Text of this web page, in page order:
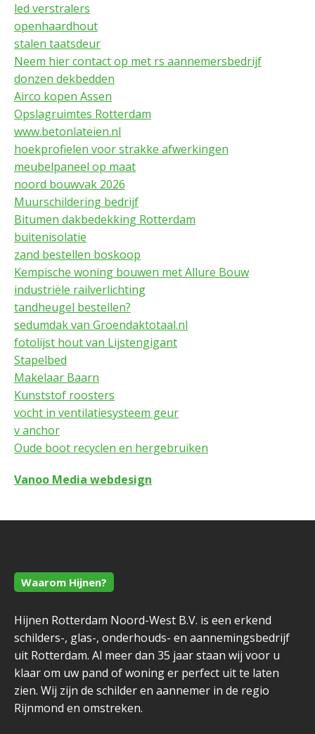
led verstralers
openhaardhout
stalen taatsdeur
Neem hier contact op met rs aannemersbedrijf
donzen dekbedden
Airco kopen Assen
Opslagruimtes Rotterdam
www.betonlateien.nl
hoekprofielen voor strakke afwerkingen
meubelpaneel op maat
noord bouwvak 2026
Muurschildering bedrijf
Bitumen dakbedekking Rotterdam
buitenisolatie
zand bestellen boskoop
Kempische woning bouwen met Allure Bouw
industriële railverlichting
tandheugel bestellen?
sedumdak van Groendaktotaal.nl
fotolijst hout van Lijstengigant
Stapelbed
Makelaar Baarn
Kunststof roosters
vocht in ventilatiesysteem geur
v anchor
Oude boot recyclen en hergebruiken
Vanoo Media webdesign
Waarom Hijnen?
Hijnen Rotterdam Noord-West B.V. is een erkend
schilders-, glas-, onderhouds- en aannemingsbedrijf
uit Rotterdam. Al meer dan 35 jaar staan wij voor u
klaar om uw pand of woning er perfect uit te laten
zien. Wij zijn de schilder en aannemer in de regio
Rijnmond en omstreken.